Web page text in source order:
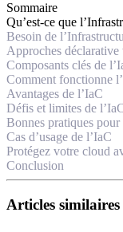
Sommaire
Qu’est-ce que
Besoin de
Approches déclarative
Composants clés de
Comment fonctionne
Avantages de l’IaC
Défis et limites de
Bonnes pratiques
Cas d’usage de l’IaC
Protégez votre cloud
Conclusion
Articles similaires